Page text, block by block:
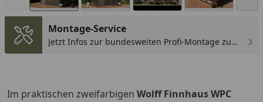
Montage-Service
Jetzt Infos zur bundesweiten Profi-Montage zum
Im praktischen zweifarbigen Wolff FinnhausWPC